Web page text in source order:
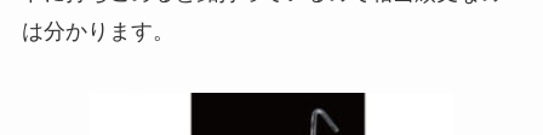
は分かります。